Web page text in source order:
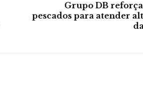
Grupo DB
pescados para atender